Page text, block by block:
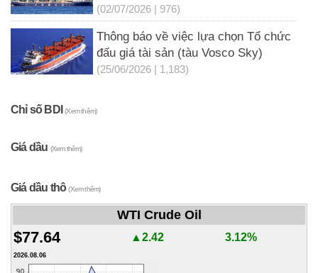
(02/07/2026 | 976)
Thông báo về việc lựa chọn Tổ chức
đấu giá tài sản (tàu Vosco Sky)
(25/06/2026 | 1,183)
Chỉ số BDI(Xem thêm)
Giá dầu (Xem thêm)
Giá dầu thô(Xem thêm)
WTI Crude Oil
$77.64 ▲2.42 3.12%
2026.08.06